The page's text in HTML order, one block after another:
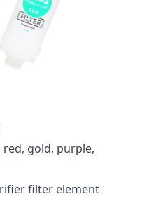
red, gold, purple,
filter element